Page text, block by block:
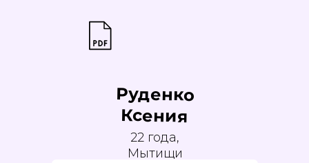
Руденко
Ксения
22 года,
Мытищи